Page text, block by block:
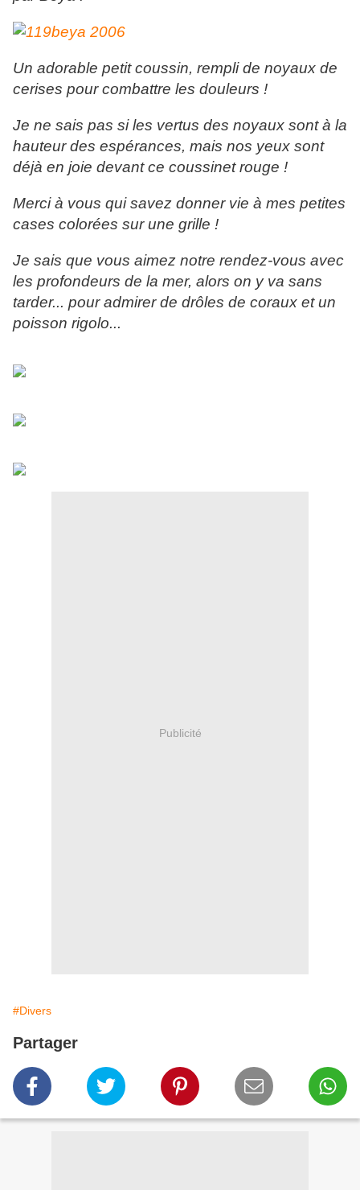
Un adorable petit coussin, rempli de noyaux de
cerises pour combattre les douleurs !
Je ne sais pas si les vertus des noyaux sont à la
hauteur des espérances, mais nos yeux sont
déjà en joie devant ce coussinet rouge !
Merci à vous qui savez donner vie à mes petites
cases colorées sur une grille !
Je sais que vous aimez notre rendez-vous avec
les profondeurs de la mer, alors on y va sans
tarder... pour admirer de drôles de coraux et un
poisson rigolo...
Publicité
#Divers
Partager